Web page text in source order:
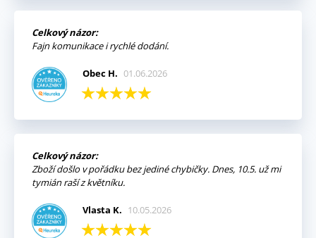
Celkový názor:
Fajn komunikace i rychlé dodání.
Obec H. 01.06.2026
Celkový názor:
Zboží došlo v pořádku bez jediné chybičky. Dnes, 10.5. už mi
tymián raší z květníku.
Vlasta K. 10.05.2026